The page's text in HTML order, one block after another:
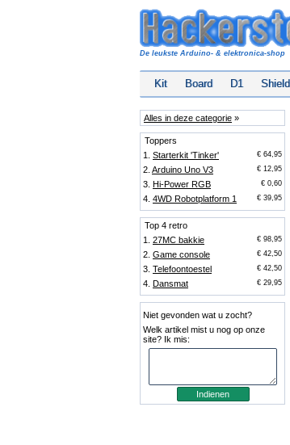
De leukste Arduino- & elektronica-shop
Kit Board D1 Shield
Alles in deze categorie »
Toppers
1. Starterkit 'Tinker' € 64,95
2. Arduino Uno V3 € 12,95
3. Hi-Power RGB € 0,60
4. 4WD Robotplatform 1 € 39,95
Top 4 retro
1. 27MC bakkie € 98,95
2. Game console € 42,50
3. Telefoontoestel € 42,50
4. Dansmat € 29,95
Niet gevonden wat u zocht?
Welk artikel mist u nog op onze
site? Ik mis: